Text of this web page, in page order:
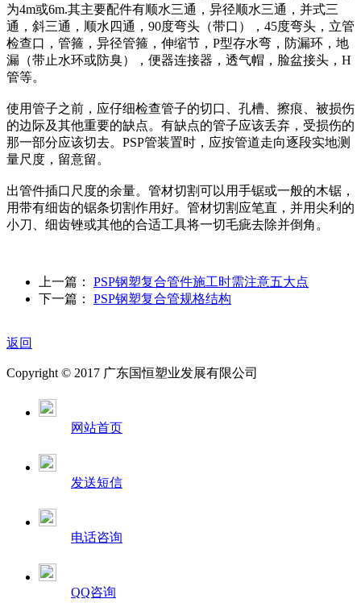
为4m或6m.其主要配件有顺水三通，异径顺水三通，并式三
通，斜三通，顺水四通，90度弯头（带口），45度弯头，立管
检查口，管箍，异径管箍，伸缩节，P型存水弯，防漏环，地
漏（带止水环或防臭），便器连接器，透气帽，脸盆接头，H
管等。
使用管子之前，应仔细检查管子的切口、孔槽、擦痕、被损伤
的边际及其他重要的缺点。有缺点的管子应该丢弃，受损伤的
那一部分应该切去。PSP管装置时，应按管道走向逐段实地测
量尺度，留意留。
出管件插口尺度的余量。管材切割可以用手锯或一般的木锯，
用带有细齿的锯条切割作用好。管材切割应笔直，并用尖利的
小刀、细齿锉或其他的合适工具将一切毛疵去除并倒角。
上一篇： PSP钢塑复合管件施工时需注意五大点
下一篇： PSP钢塑复合管规格结构
返回
Copyright © 2017 广东国恒塑业发展有限公司
网站首页
发送短信
电话咨询
QQ咨询